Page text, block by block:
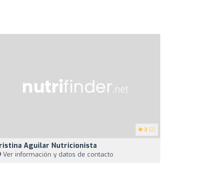
3 (2)
Aguilar Nutricionista
Ver información y datos de contacto